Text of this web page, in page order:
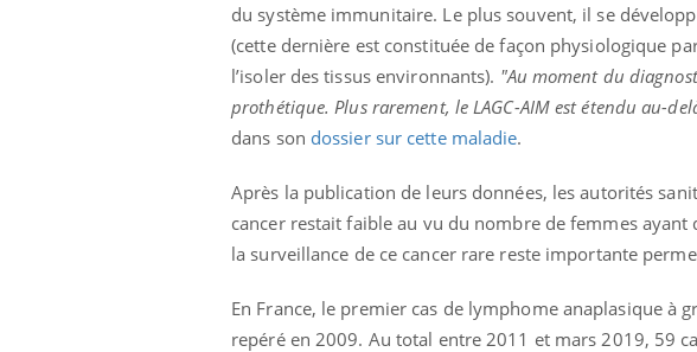
du système immunitaire. Le plus souvent, il se
(cette dernière est constituée de façon physiologique
l’isoler des tissus environnants). "Au moment du
prothétique. Plus rarement, le LAGC-AIM est étendu au-
dans son dossier sur cette maladie.
Après la publication de leurs données, les autorités
cancer restait faible au vu du nombre de femmes
la surveillance de ce cancer rare reste importante
En France, le premier cas de lymphome anaplasique à
repéré en 2009. Au total entre 2011 et mars 2019, 59